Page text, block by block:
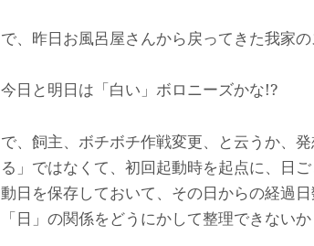
で、昨日お風呂屋さんから戻ってきた我家
今日と明日は「白い」ボロニーズかな!?
で、飼主、ボチボチ作戦変更、と云うか、
る」ではなくて、初回起動時を起点に、日
動日を保存しておいて、その日からの経過
「日」の関係をどうにかして整理できない